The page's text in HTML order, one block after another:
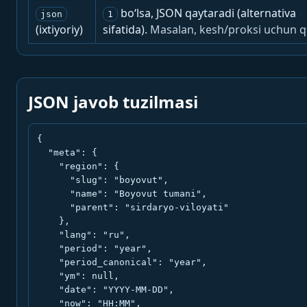
json
(ixtiyoriy)
1
bo‘lsa, JSON qaytaradi (alternativa
sifatida). Masalan, kesh/proksi uchun
JSON javob tuzilmasi
{
  "meta": {
    "region": {
      "slug": "boyovut",
      "name": "Boyovut tumani",
      "parent": "sirdaryo-viloyati"
    },
    "lang": "ru",
    "period": "year",
    "period_canonical": "year",
    "ym": null,
    "date": "YYYY-MM-DD",
    "now": "HH:MM",